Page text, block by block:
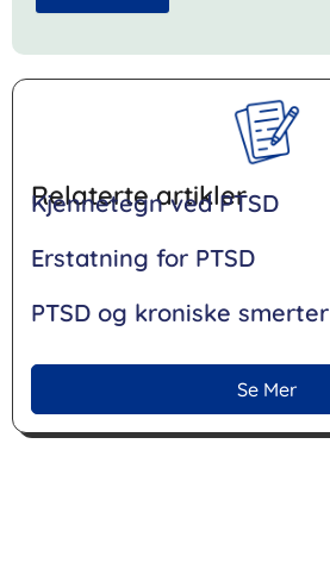
Relaterte artikler
Kjennetegn ved PTSD
Erstatning for PTSD
PTSD og kroniske smerter
Se Mer